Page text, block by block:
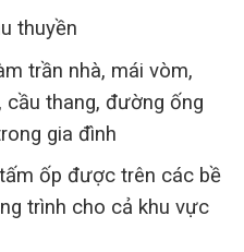
thuyền
trần nhà, mái vòm,
thang, đường ống
gia đình
ốp được trên các bề
trình cho cả khu vực